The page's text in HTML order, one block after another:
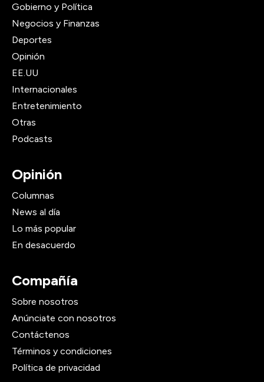
Gobierno y Política
Negocios y Finanzas
Deportes
Opinión
EE.UU
Internacionales
Entretenimiento
Otras
Podcasts
Opinión
Columnas
News al día
Lo más popular
En desacuerdo
Compañía
Sobre nosotros
Anúnciate con nosotros
Contáctenos
Términos y condiciones
Política de privacidad